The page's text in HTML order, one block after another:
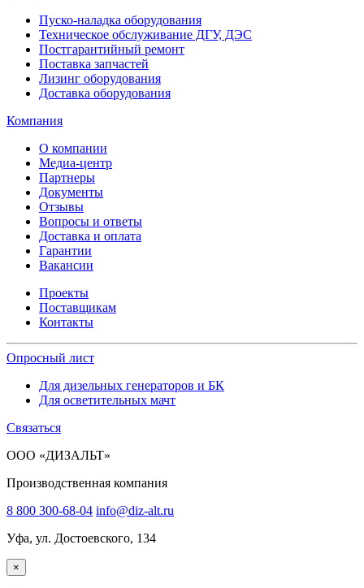
Пуско-наладка оборудования
Техническое обслуживание ДГУ, ДЭС
Постгарантийный ремонт
Поставка запчастей
Лизинг оборудования
Доставка оборудования
Компания
О компании
Медиа-центр
Партнеры
Документы
Отзывы
Вопросы и ответы
Доставка и оплата
Гарантии
Вакансии
Проекты
Поставщикам
Контакты
Опросный лист
Для дизельных генераторов и БК
Для осветительных мачт
Связаться
ООО «ДИЗАЛЬТ»
Производственная компания
8 800 300-68-04 info@diz-alt.ru
Уфа, ул. Достоевского, 134
×